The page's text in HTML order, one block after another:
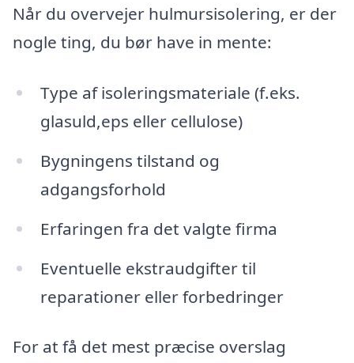
Når du overvejer hulmursisolering, er der
nogle ting, du bør have in mente:
Type af isoleringsmateriale (f.eks.
glasuld,eps eller cellulose)
Bygningens tilstand og
adgangsforhold
Erfaringen fra det valgte firma
Eventuelle ekstraudgifter til
reparationer eller forbedringer
For at få det mest præcise overslag